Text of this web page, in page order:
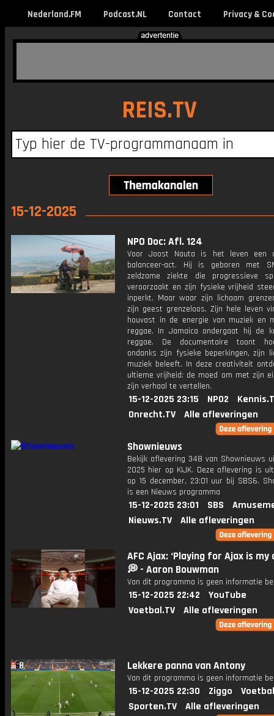
Nederland.FM Podcast.NL Contact Privacy &
REIS.TV
15-12-2025
NPO Doc: Afl. 124
Voor Joost Nauta is het leven een
balanceer-act. Hij is geboren met
zeldzame ziekte die progressieve
veroorzaakt en zijn fysieke vrijheid
inperkt. Maar waar zijn lichaam
zijn geest grenzeloos. Zijn hele leven
houvast in de energie van muziek en
reggae. In Jamaica ondergaat hij de
reggae. De documentaire toont
ondanks zijn fysieke beperkingen, zijn
muziek beleeft. In deze creativiteit
ultieme vrijheid: de moed om met zijn
zijn verhaal te vertellen.
15-12-2025 23:15 NPO2
Onrecht.TV
Alle afleveringen
Shownieuws
Bekijk aflevering 348 van Shownieuws
2025 hier op KIJK. Deze aflevering is
op 15 december, 23:01 uur bij SBS6.
is een Nieuws programma
15-12-2025 23:01 SBS
Nieuws.TV
Alle afleveringen
AFC Ajax: ‘Playing for Ajax is my
💭 - Aaron Bouwman
Van dit programma is geen informatie
15-12-2025 22:42
YouTube
Voetbal.TV
Alle afleveringen
Lekkere panna van Antony
Van dit programma is geen informatie
15-12-2025 22:30 Ziggo
Sporten.TV
Alle afleveringen